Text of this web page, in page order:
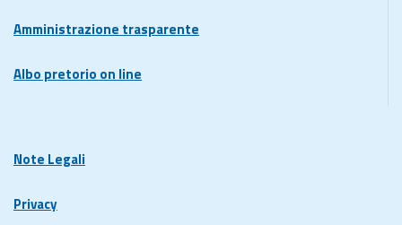
Amministrazione trasparente
Albo pretorio on line
Note Legali
Privacy